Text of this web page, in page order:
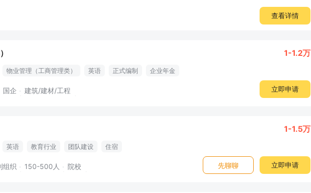
查看详情
物业管理（工商管理类） 英语 正式编制 企业年金
国企 建筑/建材/工程
1-1.2万
立即申请
英语 教育行业 团队建设 住宿
组织 150-500人 院校
1-1.5万
先聊聊 立即申请